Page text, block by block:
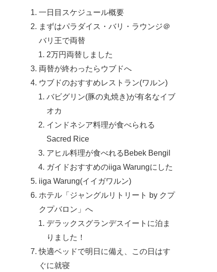
一日目スケジュール概要
まずはパラダイス・バリ・ラウンジ＠
バリ王で両替
2万円両替しました
両替が終わったらウブドへ
ウブドのおすすめレストラン(ワルン)
バビグリン(豚の丸焼き)が有名なイブ
オカ
インドネシア料理が食べられる
Sacred Rice
アヒル料理が食べれるBebek Bengil
ガイドおすすめのiiga Warungにした
iiga Warung(イイガワルン)
ホテル「ジャングルリトリート by クプ
クプバロン」へ
デラックスグランデスイートに泊ま
りました！
快適ベッドで明日に備え、この日はす
ぐに就寝